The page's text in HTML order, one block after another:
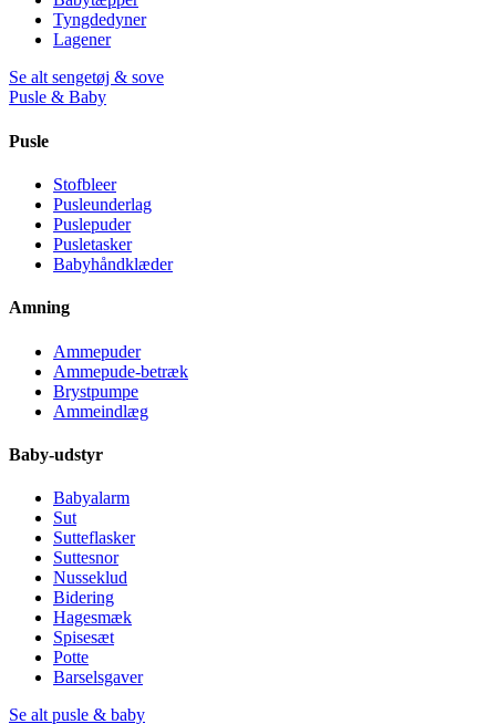
Tyngdedyner
Lagener
Se alt sengetøj & sove
Pusle & Baby
Pusle
Stofbleer
Pusleunderlag
Puslepuder
Pusletasker
Babyhåndklæder
Amning
Ammepuder
Ammepude-betræk
Brystpumpe
Ammeindlæg
Baby-udstyr
Babyalarm
Sut
Sutteflasker
Suttesnor
Nusseklud
Bidering
Hagesmæk
Spisesæt
Potte
Barselsgaver
Se alt pusle & baby